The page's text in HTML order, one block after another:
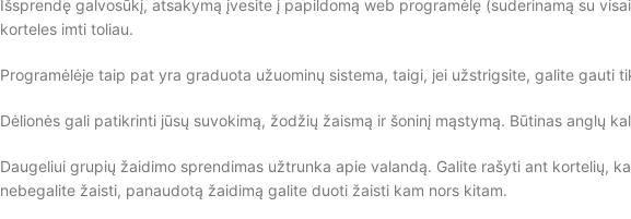
Išsprendę galvosūkį, atsakymą įvesite į papildomą web programėlę (suderinamą su
korteles imti toliau.
Programėlėje taip pat yra graduota užuominų sistema, taigi, jei užstrigsite, galite
Dėlionės gali patikrinti jūsų suvokimą, žodžių žaismą ir šoninį mąstymą. Būtinas anglų
Daugeliui grupių žaidimo sprendimas užtrunka apie valandą. Galite rašyti ant kortelių,
nebegalite žaisti, panaudotą žaidimą galite duoti žaisti kam nors kitam.